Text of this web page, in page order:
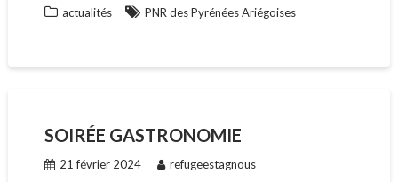
actualités PNR des Pyrénées Ariégoises
SOIRÉE GASTRONOMIE
21 février 2024 refugeestagnous